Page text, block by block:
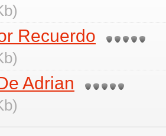
Recuerdo
Adrian